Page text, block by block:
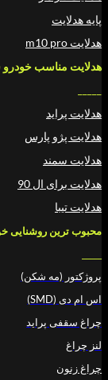
خودرو شما
پارس
90
روشنایی خودرو
شکن)